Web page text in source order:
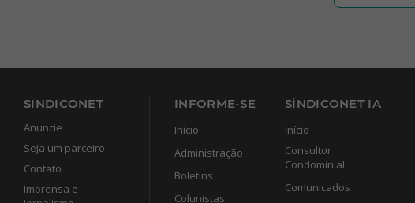
SINDICONET
Anuncie
Seja um parceiro
Contato
Imprensa e
INFORME-SE
Início
Administração
Boletins
Colunistas
SÍNDICONET IA
Início
Consultor
Condominial
Comunicados